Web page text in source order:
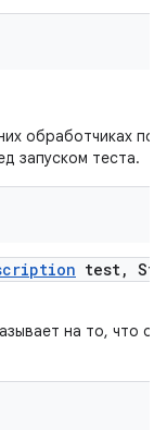
обработчиках
запуском теста.
test,
на то, что он